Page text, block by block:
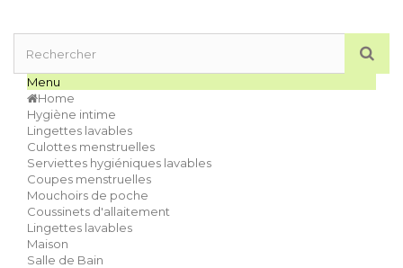
Menu
Home
Hygiène intime
Lingettes lavables
Culottes menstruelles
Serviettes hygiéniques lavables
Coupes menstruelles
Mouchoirs de poche
Coussinets d'allaitement
Lingettes lavables
Maison
Salle de Bain